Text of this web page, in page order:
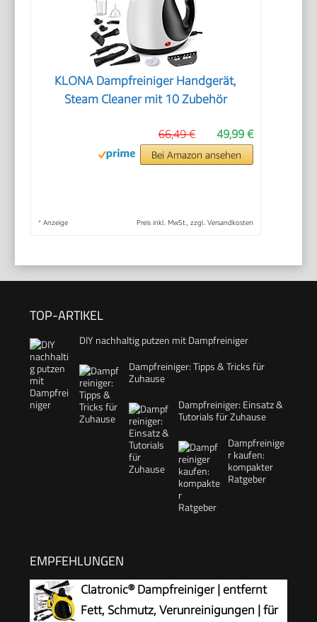
KLONA Dampfreiniger Handgerät,
Steam Cleaner mit 10 Zubehör
49,99 €
66,49 €
Bei Amazon ansehen
* Anzeige Preis inkl. MwSt., zzgl. Versandkosten
TOP-ARTIKEL
DIY nachhaltig putzen mit Dampfreiniger
Dampfreiniger: Tipps & Tricks für
Zuhause
Dampfreiniger: Einsatz &
Tutorials für Zuhause
Dampfreinige
r kaufen:
kompakter
Ratgeber
EMPFEHLUNGEN
Clatronic® Dampfreiniger | entfernt
Fett, Schmutz, Verunreinigungen | für